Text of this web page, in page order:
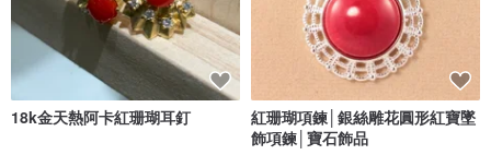
18k金天熱阿卡紅珊瑚耳釘
紅珊瑚項鍊│銀絲雕花圓形紅寶墜
飾項鍊│寶石飾品